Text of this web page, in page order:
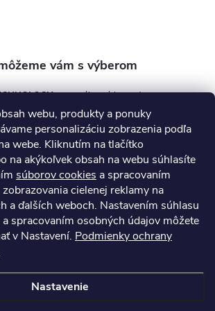
webu, produkty a ponuky
personalizáciu zobrazenia podľa
webe. Kliknutím na tlačítko
na akýkoľvek obsah na webu súhlasíte
súborov cookies a spracovaním
cielenej reklamy na
a ďalších weboch. Nastavením súhlasu
spracovaním osobných údajov môžete
v Nastavení. Podmienky ochrany
Nastavenie
s.r.o.
info @aquatechnology.sk
+421 911 991 394
podmienky